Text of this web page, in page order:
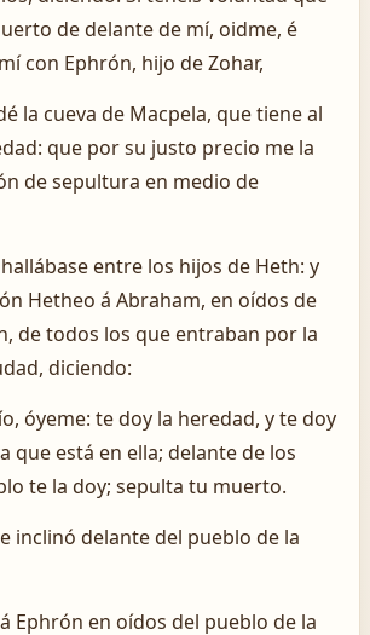
de delante de mí, oidme, é
con Ephrón, hijo de Zohar,
la cueva de Macpela, que tiene al
que por su justo precio me la
de sepultura en medio de
entre los hijos de Heth: y
Hetheo á Abraham, en oídos de
de todos los que entraban por la
diciendo:
óyeme: te doy la heredad, y te doy
que está en ella; delante de los
te la doy; sepulta tu muerto.
inclinó delante del pueblo de la
Ephrón en oídos del pueblo de la